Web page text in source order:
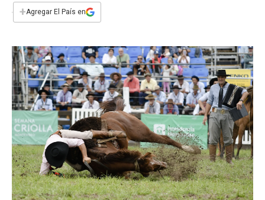
e
b
k
s
p
t
n
i
l
+Agregar El País en